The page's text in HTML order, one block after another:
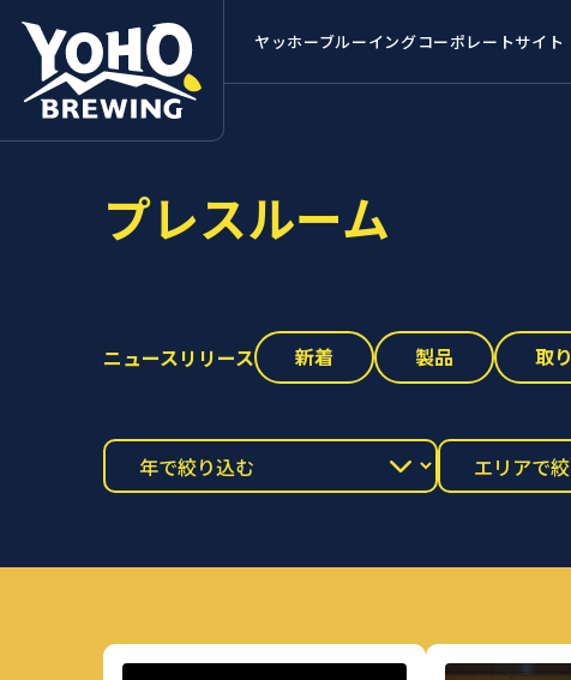
ヤッホーブルーイングコーポレートサイト
プレスルーム
ニュースリリース 新着 製品 取